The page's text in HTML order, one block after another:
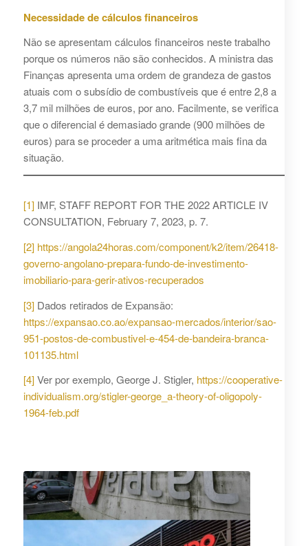
Necessidade de cálculos financeiros
Não se apresentam cálculos financeiros neste trabalho
porque os números não são conhecidos. A ministra das
Finanças apresenta uma ordem de grandeza de gastos
atuais com o subsídio de combustíveis que é entre 2,8 a
3,7 mil milhões de euros, por ano. Facilmente, se verifica
que o diferencial é demasiado grande (900 milhões de
euros) para se proceder a uma aritmética mais fina da
situação.
[1]IMF, STAFF REPORT FOR THE 2022 ARTICLE IV
CONSULTATION, February 7, 2023, p. 7.
[2] https://angola24horas.com/component/k2/item/26418-
governo-angolano-prepara-fundo-de-investimento-
imobiliario-para-gerir-ativos-recuperados
[3]Dados retirados de Expansão:
https://expansao.co.ao/expansao-mercados/interior/sao-
951-postos-de-combustivel-e-454-de-bandeira-branca-
101135.html
[4]Ver por exemplo, George J. Stigler, https://cooperative-
individualism.org/stigler-george_a-theory-of-oligopoly-
1964-feb.pdf